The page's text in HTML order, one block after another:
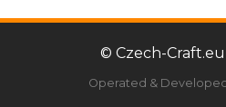
© Czech-Craft.eu
Operated &